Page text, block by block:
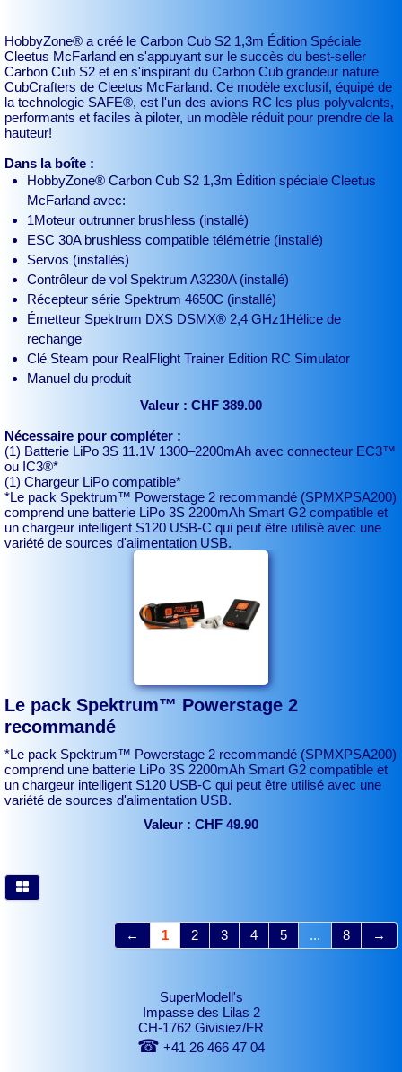
HobbyZone® a créé le Carbon Cub S2 1,3m Édition Spéciale
Cleetus McFarland en s'appuyant sur le succès du best-seller
Carbon Cub S2 et en s'inspirant du Carbon Cub grandeur nature
CubCrafters de Cleetus McFarland. Ce modèle exclusif, équipé de
la technologie SAFE®, est l'un des avions RC les plus polyvalents,
performants et faciles à piloter, un modèle réduit pour prendre de la
hauteur!
Dans la boîte :
HobbyZone® Carbon Cub S2 1,3m Édition spéciale Cleetus
McFarland avec:
1Moteur outrunner brushless (installé)
ESC 30A brushless compatible télémétrie (installé)
Servos (installés)
Contrôleur de vol Spektrum A3230A (installé)
Récepteur série Spektrum 4650C (installé)
Émetteur Spektrum DXS DSMX® 2,4 GHz1Hélice de
rechange
Clé Steam pour RealFlight Trainer Edition RC Simulator
Manuel du produit
Valeur : CHF 389.00
Nécessaire pour compléter :
(1) Batterie LiPo 3S 11.1V 1300–2200mAh avec connecteur EC3™
ou IC3®*
(1) Chargeur LiPo compatible*
*Le pack Spektrum™ Powerstage 2 recommandé (SPMXPSA200)
comprend une batterie LiPo 3S 2200mAh Smart G2 compatible et
un chargeur intelligent S120 USB-C qui peut être utilisé avec une
variété de sources d'alimentation USB.
Le pack Spektrum™ Powerstage 2
recommandé
*Le pack Spektrum™ Powerstage 2 recommandé (SPMXPSA200)
comprend une batterie LiPo 3S 2200mAh Smart G2 compatible et
un chargeur intelligent S120 USB-C qui peut être utilisé avec une
variété de sources d'alimentation USB.
Valeur : CHF 49.90
← 1 2 3 4 5 ... 8 →
SuperModell's
Impasse des Lilas 2
CH-1762 Givisiez/FR
☎ +41 26 466 47 04